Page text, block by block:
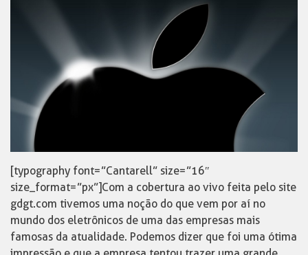
[typography font=”Cantarell” size=”16″
size_format=”px”]Com a cobertura ao vivo feita pelo site
gdgt.com tivemos uma noção do que vem por aí no
mundo dos eletrônicos de uma das empresas mais
famosas da atualidade. Podemos dizer que foi uma ótima